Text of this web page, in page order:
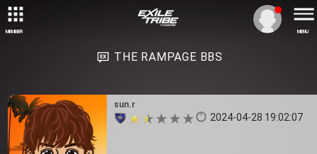
MEMBER MENU
THE RAMPAGE BBS
sun.r
2024-04-28 19:02:07